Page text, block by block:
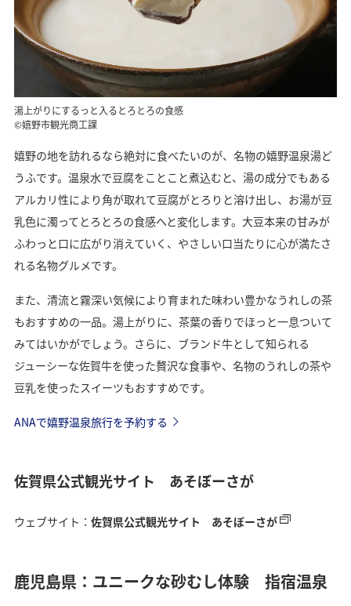
湯上がりにするっと入るとろとろの食感
©嬉野市観光商工課
嬉野の地を訪れるなら絶対に食べたいのが、名物の嬉野温泉湯ど
うふです。温泉水で豆腐をことこと煮込むと、湯の成分でもある
アルカリ性により角が取れて豆腐がとろりと溶け出し、お湯が豆
乳色に濁ってとろとろの食感へと変化します。大豆本来の甘みが
ふわっと口に広がり消えていく、やさしい口当たりに心が満たさ
れる名物グルメです。
また、清流と霧深い気候により育まれた味わい豊かなうれしの茶
もおすすめの一品。湯上がりに、茶葉の香りでほっと一息ついて
みてはいかがでしょう。さらに、ブランド牛として知られる
ジューシーな佐賀牛を使った贅沢な食事や、名物のうれしの茶や
豆乳を使ったスイーツもおすすめです。
ANAで嬉野温泉旅行を予約する
佐賀県公式観光サイト あそぼーさが
ウェブサイト： 佐賀県公式観光サイト あそぼーさが
鹿児島県：ユニークな砂むし体験 指宿温泉